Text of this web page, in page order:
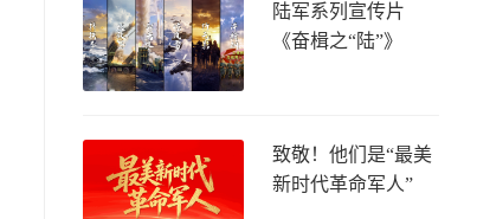
陆军系列宣传片
《奋楫之“陆”》
致敬！他们是“最美
新时代革命军人”